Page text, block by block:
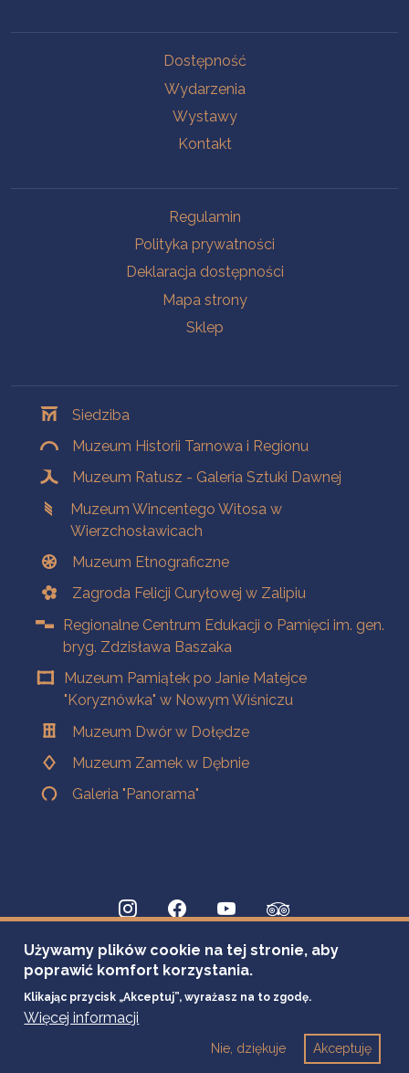
Dostępność
Wydarzenia
Wystawy
Kontakt
Regulamin
Polityka prywatności
Deklaracja dostępności
Mapa strony
Sklep
Siedziba
Muzeum Historii Tarnowa i Regionu
Muzeum Ratusz - Galeria Sztuki Dawnej
Muzeum Wincentego Witosa w
Wierzchosławicach
Muzeum Etnograficzne
Zagroda Felicji Curyłowej w Zalipiu
Regionalne Centrum Edukacji o Pamięci im. gen.
bryg. Zdzisława Baszaka
Muzeum Pamiątek po Janie Matejce
"Koryznówka" w Nowym Wiśniczu
Muzeum Dwór w Dołędze
Muzeum Zamek w Dębnie
Galeria "Panorama"
Używamy plików cookie na tej stronie, aby
poprawić komfort korzystania.
Klikając przycisk „Akceptuj”, wyrażasz na to zgodę.
Więcej informacji
Akceptuję
Nie, dziękuje